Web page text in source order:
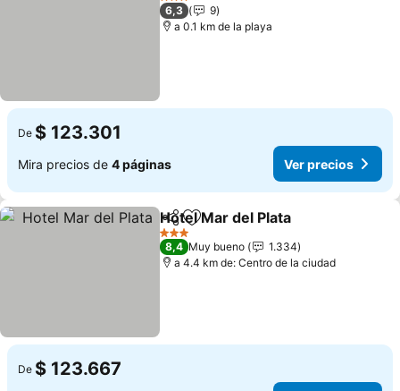
3 Estrellas
6,3
9
a 0.1 km de la playa
De $ 123.301
Mira precios de 4 páginas Ver precios
CompartirAgregar a favoritos
Hotel Mar del Plata
3 Estrellas
8,4 Muy bueno
1.334
a 4.4 km de: Centro de la ciudad
De $ 123.667